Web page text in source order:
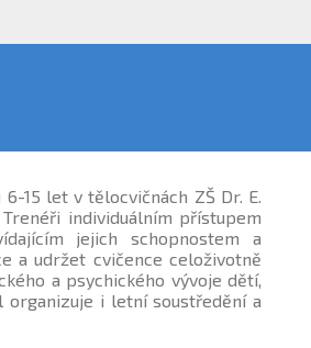
15 let v tělocvičnách ZŠ Dr. E.
individuálním přístupem
jejich schopnostem a
a udržet cvičence celoživotně
a psychického vývoje dětí,
organizuje i letní soustředění a